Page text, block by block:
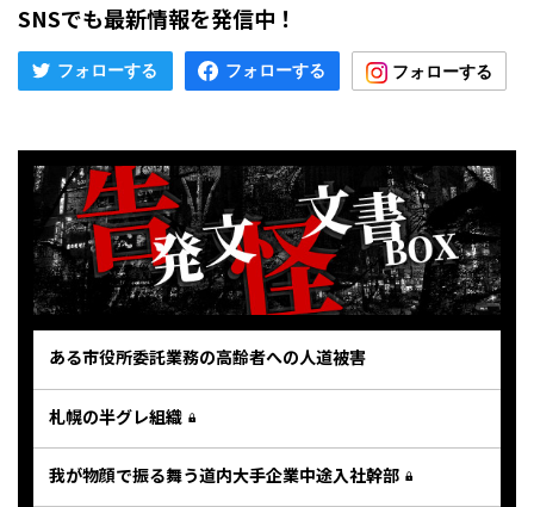
SNSでも最新情報を発信中！
ある市役所委託業務の高齢者への人道被害
札幌の半グレ組織
我が物顔で振る舞う道内大手企業中途入社幹部